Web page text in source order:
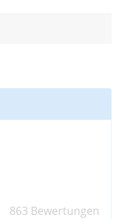
863 Bewertungen